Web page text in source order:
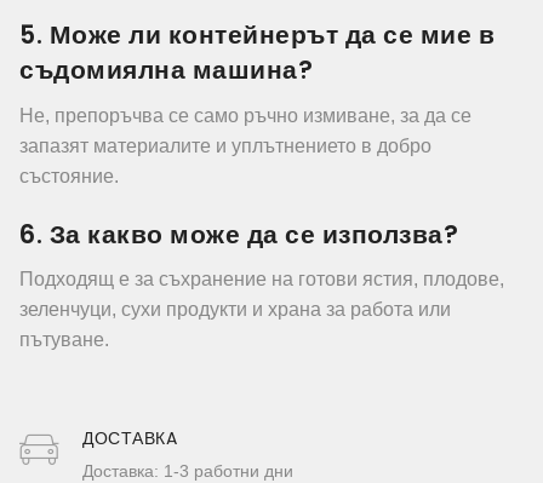
5. Може ли контейнерът да се мие в
съдомиялна машина?
Не, препоръчва се само ръчно измиване, за да се
запазят материалите и уплътнението в добро
състояние.
6. За какво може да се използва?
Подходящ е за съхранение на готови ястия, плодове,
зеленчуци, сухи продукти и храна за работа или
пътуване.
ДОСТАВКA
Доставка: 1-3 работни дни